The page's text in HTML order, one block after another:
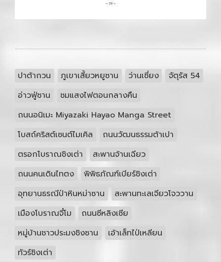
ปาต้ากวน ภูเขาเสี้ยวหยูซาน ว่านเซี่ยง
จัตุรัส 54
อ่าวฟู่ซาน
ชมแสงไฟตอนกลางคืน
ถนนอนิเมะ Miyazaki Hayao Manga Street
โบสถ์คริสต์เซนต์ไมเคิล
ถนนวัฒนธรรมต้าเปา
ตรอกโบราณชิงเต่า
สะพานจ้านเฉียว
ถนนคนเดินไทตง
พิพิธภัณฑ์เบียร์ชิงเต่า
อุทยานธรณีป่าหินหม่าซาน
สะพานทะเลเจียวโจววาน
เมืองโบราณจี๋โม
ถนนซีหลิงเซีย
หมู่บ้านชาวประมงชิงซาน
เอ้าเล็ทไป่เหลียน
ทัวร์ชิงเต่า